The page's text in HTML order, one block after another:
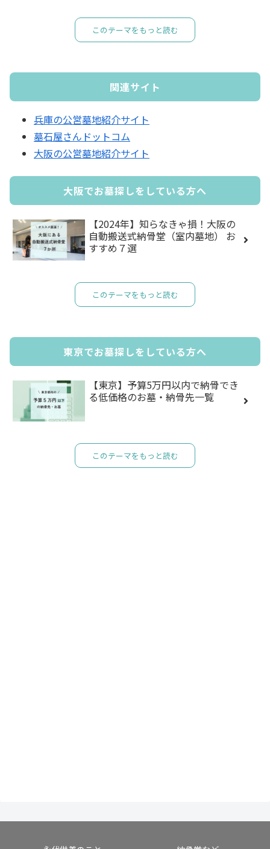
このテーマをもっと読む
関連サイト
兵庫の公営墓地紹介サイト
墓石屋さんドットコム
大阪の公営墓地紹介サイト
大阪でお墓探しをしている方へ
【2024年】知らなきゃ損！大阪の
自動搬送式納骨堂（室内墓地） お
すすめ７選
このテーマをもっと読む
東京でお墓探しをしている方へ
【東京】予算5万円以内で納骨でき
る低価格のお墓・納骨先一覧
このテーマをもっと読む